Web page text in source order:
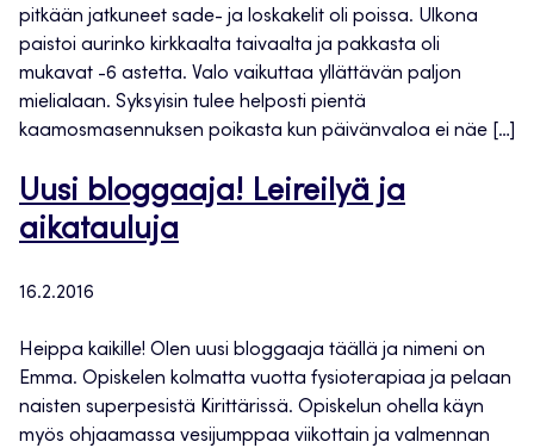
pitkään jatkuneet sade- ja loskakelit oli poissa. Ulkona
paistoi aurinko kirkkaalta taivaalta ja pakkasta oli
mukavat -6 astetta. Valo vaikuttaa yllättävän paljon
mielialaan. Syksyisin tulee helposti pientä
kaamosmasennuksen poikasta kun päivänvaloa ei näe […]
Uusi bloggaaja! Leireilyä ja
aikatauluja
16.2.2016
Heippa kaikille! Olen uusi bloggaaja täällä ja nimeni on
Emma. Opiskelen kolmatta vuotta fysioterapiaa ja pelaan
naisten superpesistä Kirittärissä. Opiskelun ohella käyn
myös ohjaamassa vesijumppaa viikottain ja valmennan